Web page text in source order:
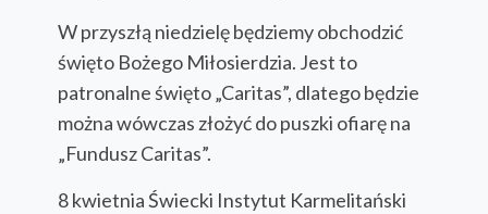
W przyszłą niedzielę będziemy obchodzić
święto Bożego Miłosierdzia. Jest to
patronalne święto „Caritas”, dlatego będzie
można wówczas złożyć do puszki ofiarę na
„Fundusz Caritas”.
8 kwietnia Świecki Instytut Karmelitański